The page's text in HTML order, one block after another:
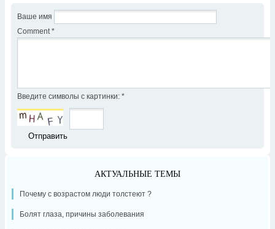
Ваше имя
Comment *
Введите символы с картинки: *
АКТУАЛЬНЫЕ ТЕМЫ
Почему с возрастом люди толстеют ?
Болят глаза, причины заболевания